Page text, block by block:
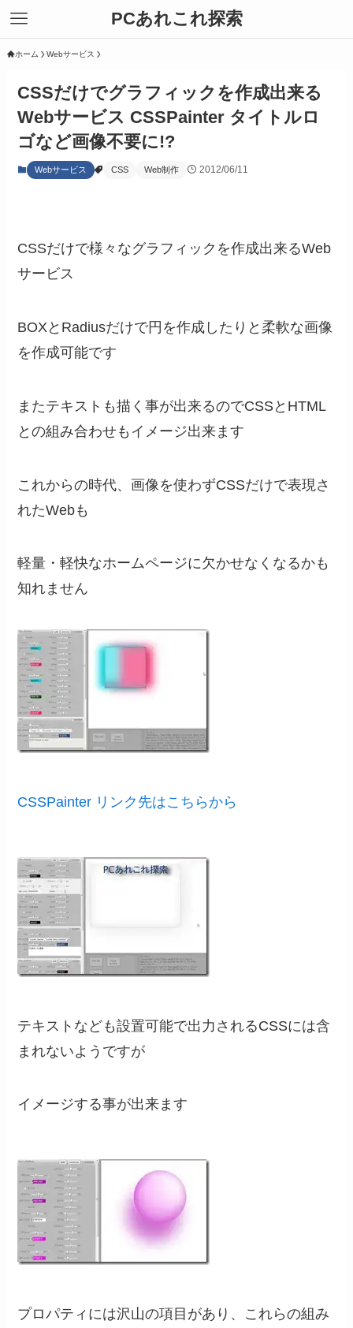
PCあれこれ探索
ホーム Webサービス
CSSだけでグラフィックを作成出来る
Webサービス CSSPainter タイトルロ
ゴなど画像不要に!?
Webサービス CSS Web制作 2012/06/11
CSSだけで様々なグラフィックを作成出来るWeb
サービス
BOXとRadiusだけで円を作成したりと柔軟な画像
を作成可能です
またテキストも描く事が出来るのでCSSとHTML
との組み合わせもイメージ出来ます
これからの時代、画像を使わずCSSだけで表現さ
れたWebも
軽量・軽快なホームページに欠かせなくなるかも
知れません
CSSPainter リンク先はこちらから
テキストなども設置可能で出力されるCSSには含
まれないようですが
イメージする事が出来ます
プロパティには沢山の項目があり、これらの組み